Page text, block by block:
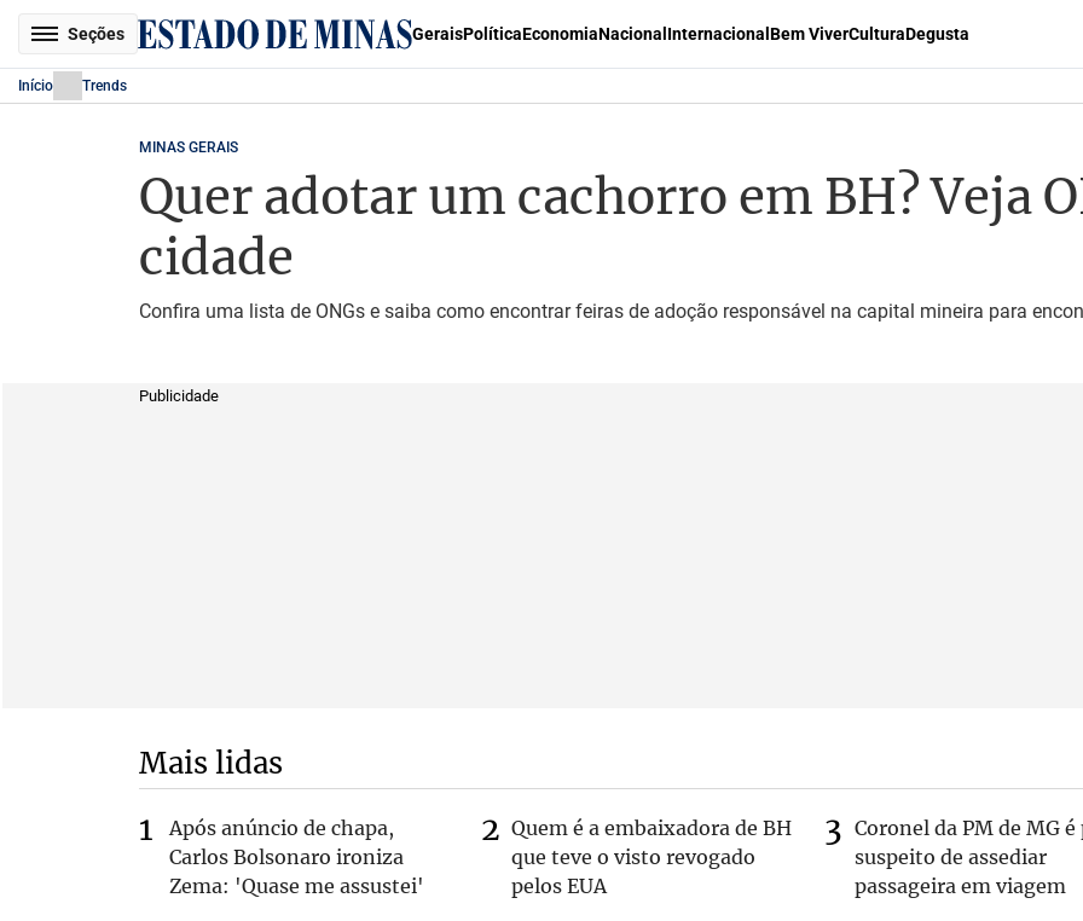
Seções GeraisPolíticaEconomiaNacional Internacional Bem ViverCulturaDegusta
Início Trends
MINAS GERAIS
Quer adotar um cachorro em BH? Veja
cidade
Confira uma lista de ONGs e saiba como encontrar feiras de adoção responsável na capital mineira para
Publicidade
Mais lidas
Após anúncio de chapa,
Carlos Bolsonaro ironiza
Zema: 'Quase me assustei'
Quem é a embaixadora de BH
que teve o visto revogado
pelos EUA
Coronel da PM de MG é
suspeito de assediar
passageira em viagem